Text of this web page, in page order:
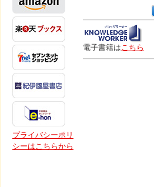
プライバシーポリ
シーはこちらから
電子書籍はこちら